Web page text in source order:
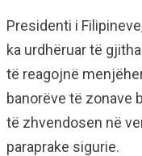
Presidenti i
ka urdhëruar të
të reagojnë
banorëve të zonave
të zhvendosen në
paraprake sigurie.